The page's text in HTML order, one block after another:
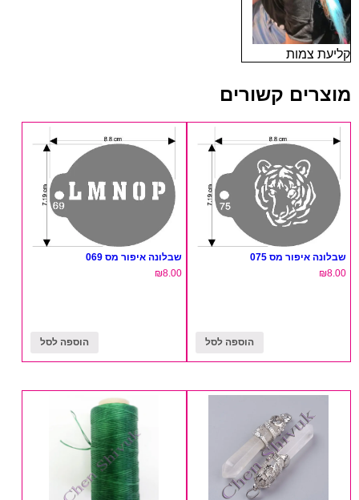
קליעת צמות
מוצרים קשורים
שבלונה איפור מס 075
₪8.00
הוספה לסל
שבלונה איפור מס 069
₪8.00
הוספה לסל